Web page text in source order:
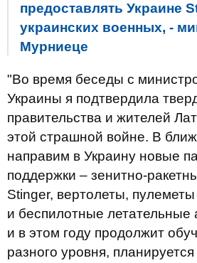
предоставлять Украине
украинских военных, -
Мурниеце
"Во время беседы с
Украины я подтвердила
правительства и жителей
этой страшной войне. В
направим в Украину новые
поддержки – зенитно-
Stinger, вертолеты,
и беспилотные летательные
и в этом году продолжит
разного уровня,